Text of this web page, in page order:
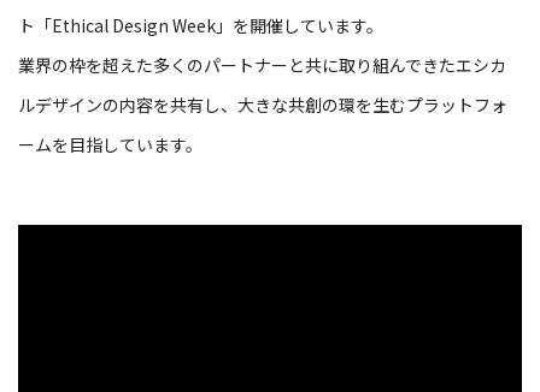
ト「Ethical Design Week」を開催しています。
業界の枠を超えた多くのパートナーと共に取り組んできたエシカ
ルデザインの内容を共有し、大きな共創の環を生むプラットフォ
ームを目指しています。